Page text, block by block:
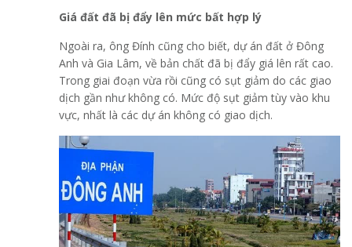
Giá đất đã bị đẩy lên mức bất hợp lý
Ngoài ra, ông Đính cũng cho biết, dự án đất ở Đông
Anh và Gia Lâm, về bản chất đã bị đẩy giá lên rất cao.
Trong giai đoạn vừa rồi cũng có sụt giảm do các giao
dịch gần như không có. Mức độ sụt giảm tùy vào khu
vực, nhất là các dự án không có giao dịch.